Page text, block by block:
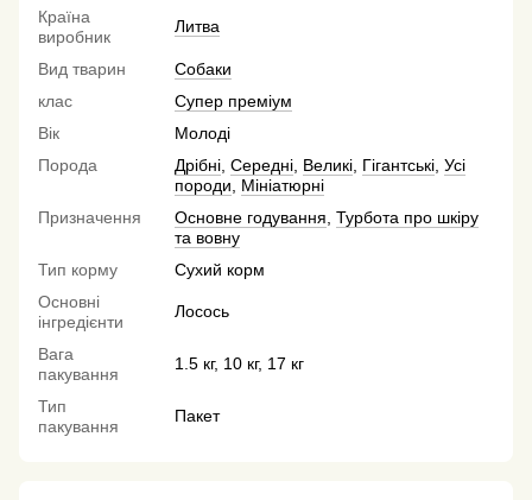
Країна
виробник
Литва
Вид тварин
Собаки
клас
Супер преміум
Вік
Молоді
Порода
Дрібні Середні Великі Гігантські Усі
породи
Мініатюрні
Призначення
Основне годування Турбота про шкіру
та вовну
Тип корму
Сухий корм
Основні
інгредієнти
Лосось
Вага
пакування
1.5 кг, 10 кг, 17 кг
Тип
пакування
Пакет